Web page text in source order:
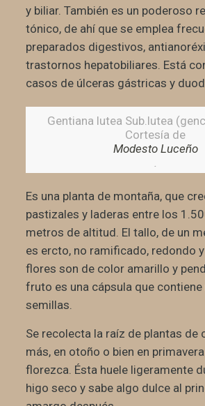
y biliar. También es un poderoso
tónico, de ahí que se emplea
preparados digestivos,
trastornos hepatobiliares. Está
casos de úlceras gástricas y
Gentiana lutea Sub.lutea
Cortesía de
Modesto Luceño
.
Es una planta de montaña, que
pastizales y laderas entre los
metros de altitud. El tallo, de un
es ercto, no ramificado, redondo
flores son de color amarillo y
fruto es una cápsula que
semillas.
Se recolecta la raíz de plantas de
más, en otoño o bien en
florezca. Ésta huele ligeramente
higo seco y sabe algo dulce al